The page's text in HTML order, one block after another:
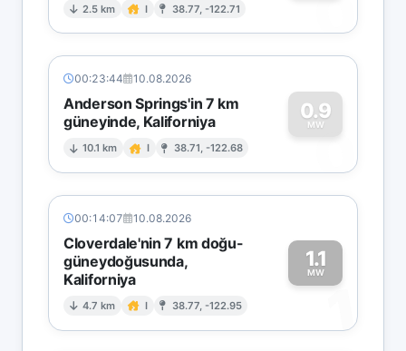
2.5 km I 38.77, -122.71
00:23:44 10.08.2026
Anderson Springs'in 7 km
güneyinde, Kaliforniya
10.1 km I 38.71, -122.68
0.9
MW
0
00:14:07 10.08.2026
Cloverdale'nin 7 km doğu-
güneydoğusunda,
Kaliforniya
4.7 km I 38.77, -122.95
1.1
MW
1